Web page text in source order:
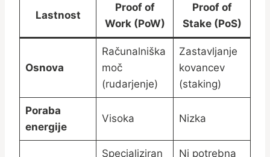
Lastnost
Proof of
Work (PoW)
Proof of
Stake (PoS)
Osnova
Računalniška
moč
(rudarjenje)
Zastavljanje
kovancev
(staking)
Poraba
energije
Visoka Nizka
Specializiran Ni potrebna